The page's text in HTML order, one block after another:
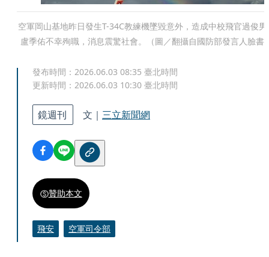
空軍岡山基地昨日發生T-34C教練機墜毀意外，造成中校飛官過俊男
盧季佑不幸殉職，消息震驚社會。（圖／翻攝自國防部發言人臉書
發布時間： 2026.06.03 08:35 臺北時間
更新時間： 2026.06.03 10:30 臺北時間
鏡週刊 文｜ 三立新聞網
贊助本文
飛安 空軍司令部